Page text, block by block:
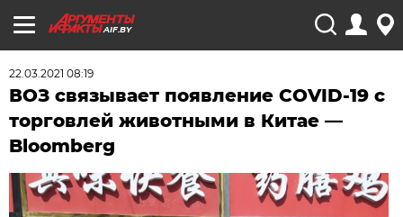
AIF.BY
22.03.2021 08:19
ВОЗ связывает появление COVID-19 с
торговлей животными в Китае —
Bloomberg